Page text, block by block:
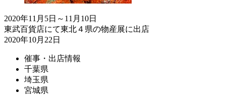
2020年11月5日～11月10日
東武百貨店にて東北４県の物産展に出店
2020年10月22日
催事・出店情報
千葉県
埼玉県
宮城県